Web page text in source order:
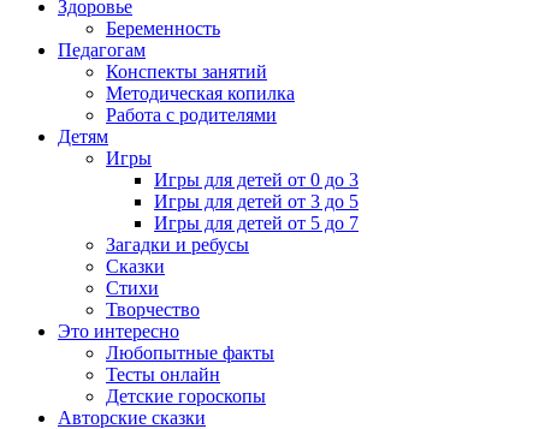
Здоровье
Беременность
Педагогам
Конспекты занятий
Методическая копилка
Работа с родителями
Детям
Игры
Игры для детей от 0 до 3
Игры для детей от 3 до 5
Игры для детей от 5 до 7
Загадки и ребусы
Сказки
Стихи
Творчество
Это интересно
Любопытные факты
Тесты онлайн
Детские гороскопы
Авторские сказки